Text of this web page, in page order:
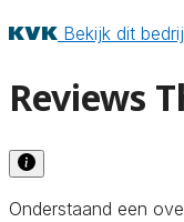
Bekijk dit
Reviews
Onderstaand een